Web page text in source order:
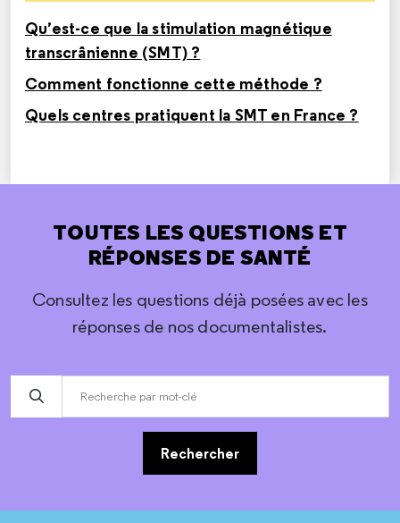
Qu’est-ce que la stimulation magnétique
transcrânienne (SMT) ?
Comment fonctionne cette méthode ?
Quels centres pratiquent la SMT en France ?
TOUTES LES QUESTIONS ET
RÉPONSES DE SANTÉ
Consultez les questions déjà posées avec les
réponses de nos documentalistes.
Rechercher